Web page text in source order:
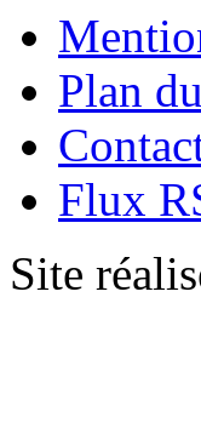
Plan
Flux
Site